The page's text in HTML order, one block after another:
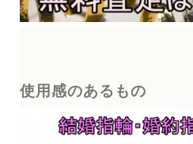
使用感のあるもの